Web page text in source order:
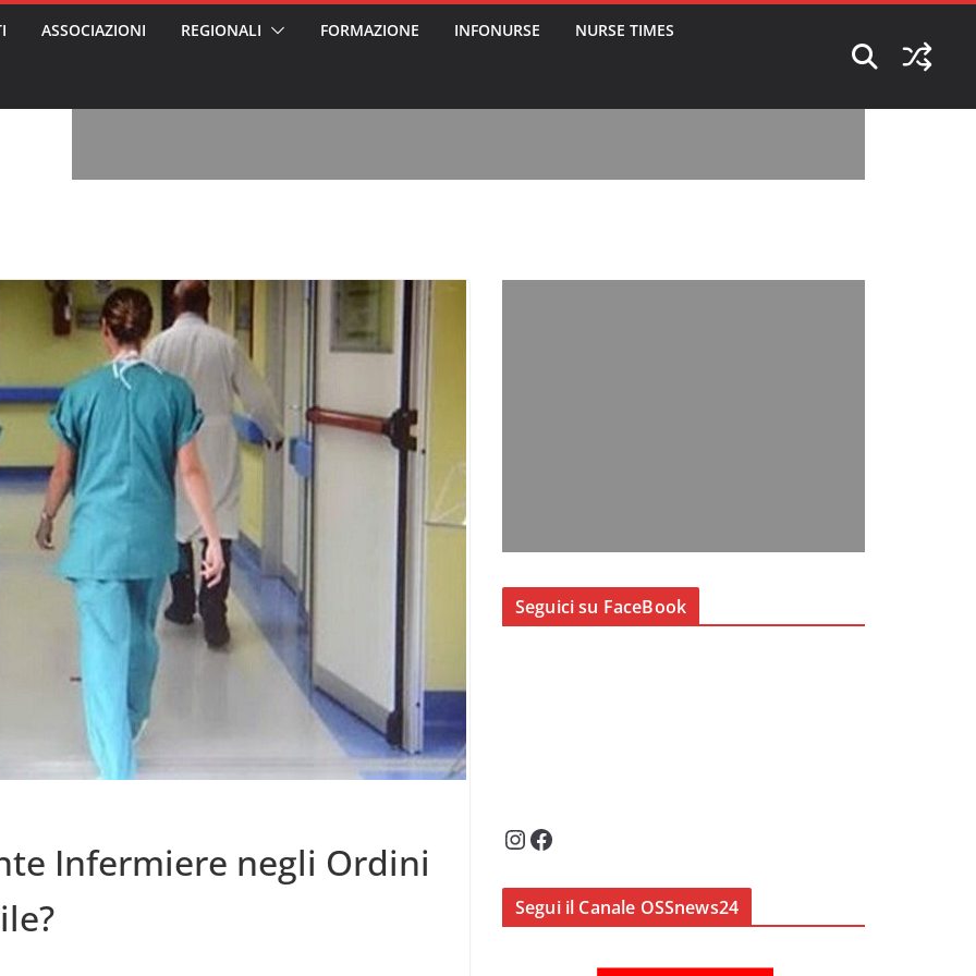
l’analisi di
per gli oss?”
partecipazione
abusi
agli
di riposo
ASSOCIAZIONI REGIONALI FORMAZIONE INFONURSE NURSE TIMES
Infermiere negli Ordini
Seguici su FaceBook
InstagramFacebook
Segui il Canale OSSnews24